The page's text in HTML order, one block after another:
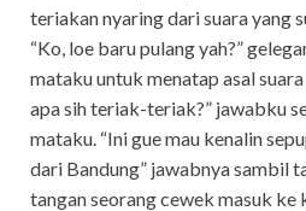
teriakan nyaring dari suara yang
“Ko, loe baru pulang yah?”
mataku untuk menatap asal
apa sih teriak-teriak?” jawabku
mataku. “Ini gue mau kenalin
dari Bandung” jawabnya sambil
tangan seorang cewek masuk ke